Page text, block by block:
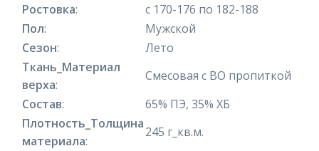
Ростовка:
с 170-176 по 182-188
Пол:
Мужской
Сезон:
Лето
Ткань_Материал
верха:
Смесовая с ВО пропиткой
Состав:
65% ПЭ, 35% ХБ
Плотность_Толщина
материала:
245 г_кв.м.